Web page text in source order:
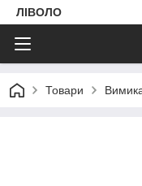
ЛІВОЛО
Товари